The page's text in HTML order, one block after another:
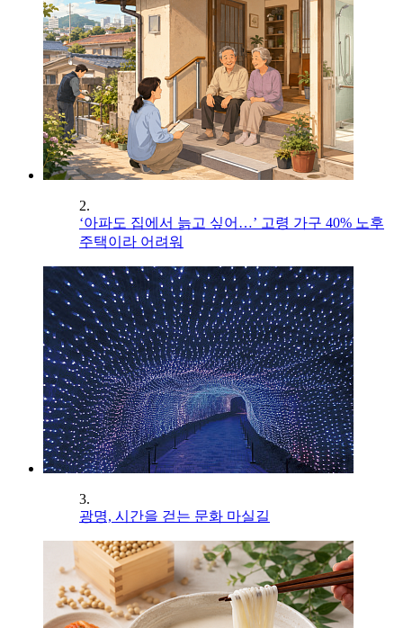
2.
‘아파도 집에서 늙고 싶어…’ 고령 가구 40% 노후
주택이라 어려워
3.
광명, 시간을 걷는 문화 마실길